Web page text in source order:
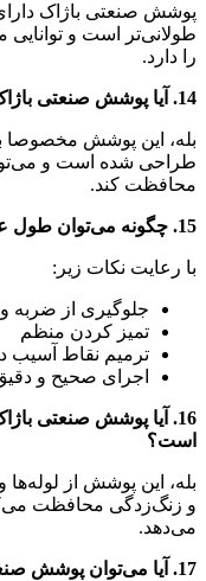
پوشش صنعتی باژاک
طولانی‌تر است و
را دارد.
14. آیا پوشش صنعتی باژاک در برابر مواد شیمیایی مقاوم است؟
بله، این پوشش مخصوصا
طراحی شده است و
محافظت کند.
15. چگونه می‌توان طول عمر پوشش صنعتی باژاک را افزایش داد؟
با رعایت نکات زیر:
جلوگیری از
تمیز کردن منظم
ترمیم نقاط آسیب
اجرای صحیح و
16. آیا پوشش صنعتی
است؟
بله، این پوشش از
و زنگ‌زدگی محافظت
می‌دهد.
17. آیا می‌توان پوشش